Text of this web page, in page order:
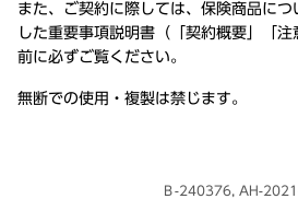
また、ご契約に際しては、保険商品に
した重要事項説明書（「契約概要」「
前に必ずご覧ください。
無断での使用・複製は禁じます。
Ｂ-240376, AH-